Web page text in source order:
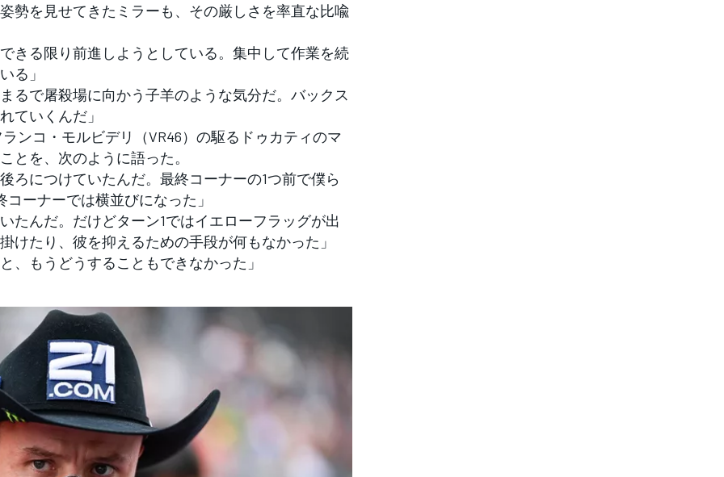
を見せてきたミラーも、その厳しさを率直な比喩
きる限り前進しようとしている。集中して作業を続
る」
るで屠殺場に向かう子羊のような気分だ。バックス
ていくんだ」
ンコ・モルビデリ（VR46）の駆るドゥカティのマ
とを、次のように語った。
ろにつけていたんだ。最終コーナーの1つ前で僕ら
ーナーでは横並びになった」
たんだ。だけどターン1ではイエローフラッグが出
けたり、彼を抑えるための手段が何もなかった」
、もうどうすることもできなかった」